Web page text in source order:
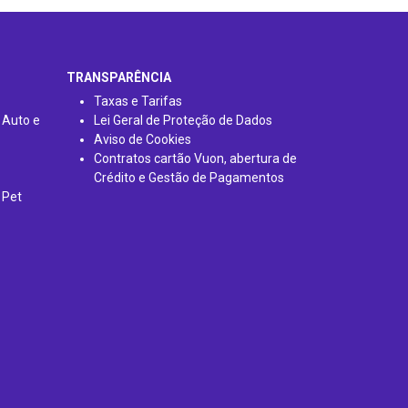
e
Pet
TRANSPARÊNCIA
Taxas e Tarifas
Lei Geral de Proteção de Dados
Aviso de Cookies
Contratos cartão Vuon, abertura de
Crédito e Gestão de Pagamentos